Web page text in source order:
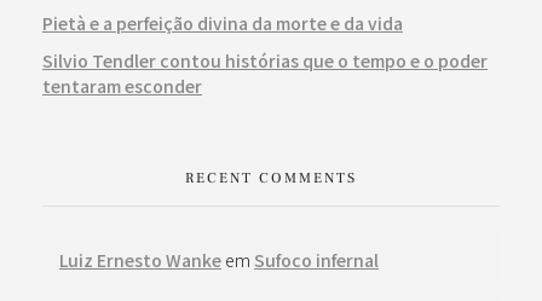
Pietà e a perfeição divina da morte e da vida
Silvio Tendler contou histórias que o tempo e o poder
tentaram esconder
RECENT COMMENTS
Luiz Ernesto Wanke em Sufoco infernal